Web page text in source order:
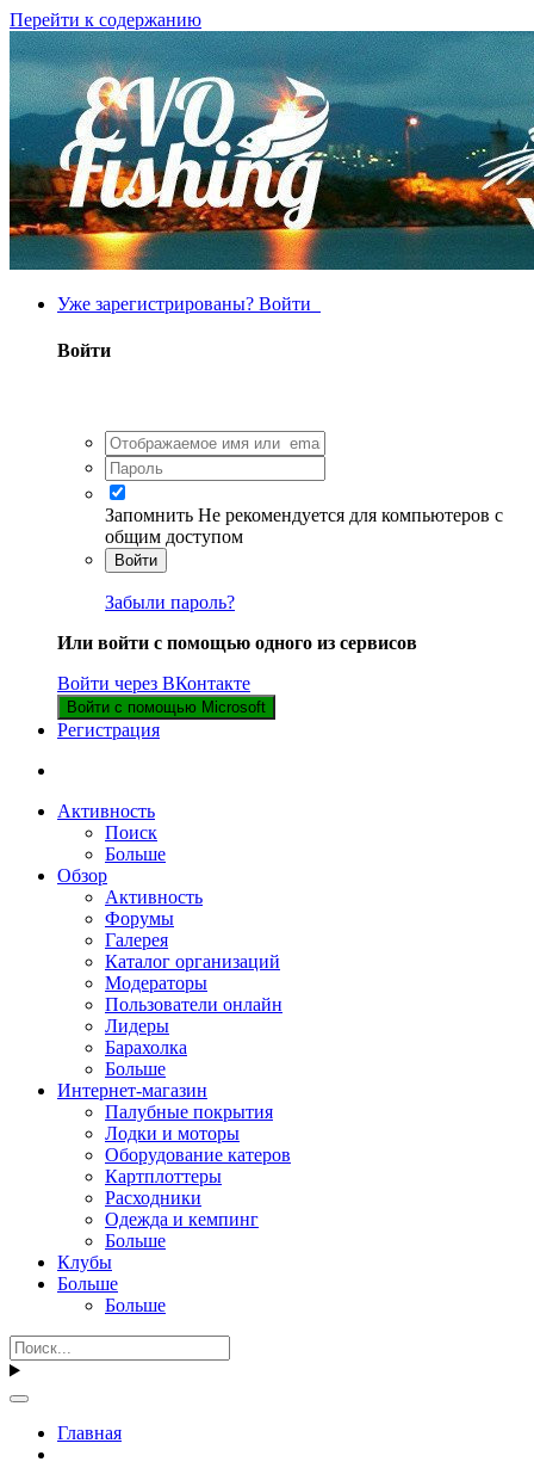
Перейти к содержанию
Уже зарегистрированы? Войти
Войти
Запомнить Не рекомендуется для компьютеров с
общим доступом
Войти
Забыли пароль?
Или войти с помощью одного из сервисов
Войти через ВКонтакте
Войти с помощью Microsoft
Регистрация
Активность
Поиск
Больше
Обзор
Активность
Форумы
Галерея
Каталог организаций
Модераторы
Пользователи онлайн
Лидеры
Барахолка
Больше
Интернет-магазин
Палубные покрытия
Лодки и моторы
Оборудование катеров
Картплоттеры
Расходники
Одежда и кемпинг
Больше
Клубы
Больше
Больше
Главная